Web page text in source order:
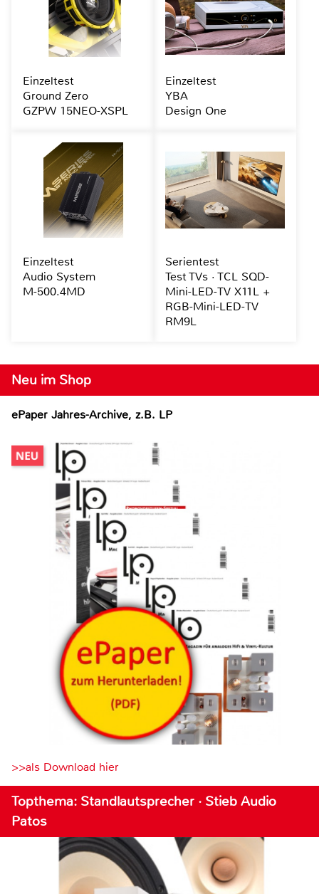
Neu im Shop
ePaper Jahres-Archive, z.B. LP
>>als Download hier
Topthema: Standlautsprecher · Stieb Audio
Patos
Einzeltest
Ground Zero
GZPW 15NEO-XSPL
Einzeltest
YBA
Design One
Einzeltest
Audio System
M-500.4MD
Serientest
Test TVs · TCL SQD-
Mini-LED-TV X11L +
RGB-Mini-LED-TV
RM9L